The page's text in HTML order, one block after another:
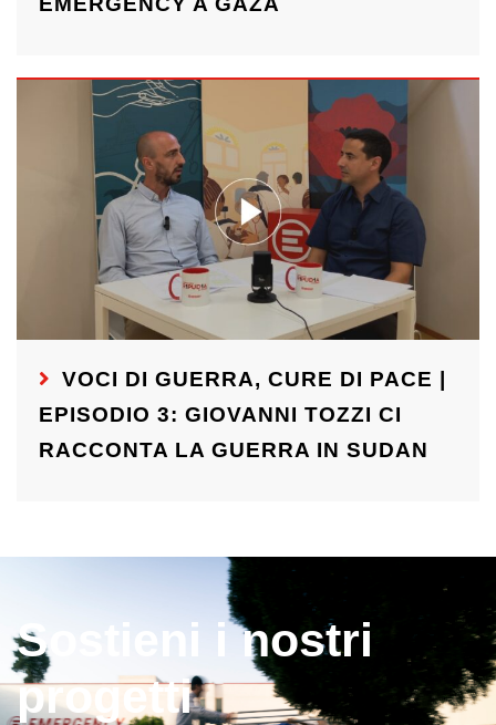
VOCI DI GUERRA, CURE DI PACE |
EPISODIO 3: GIOVANNI TOZZI CI
RACCONTA LA GUERRA IN SUDAN
Sostieni i nostri
progetti